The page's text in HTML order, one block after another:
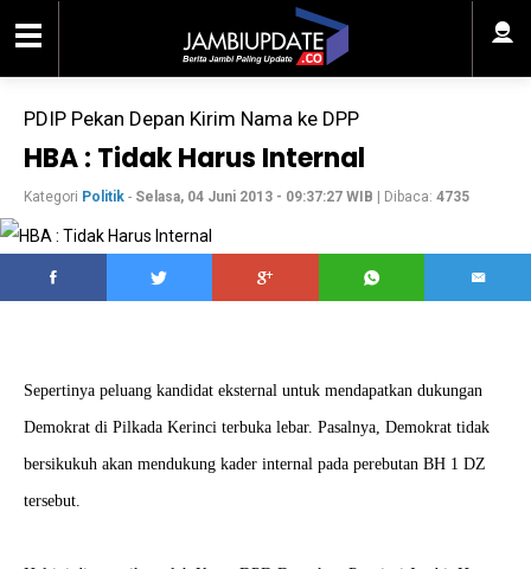
PDIP Pekan Depan Kirim Nama ke DPP
HBA : Tidak Harus Internal
Kategori Politik - Selasa, 04 Juni 2013 - 09:37:27 WIB | Dibaca: 4735
Sepertinya peluang kandidat eksternal untuk mendapatkan dukungan
Demokrat di Pilkada Kerinci terbuka lebar. Pasalnya, Demokrat tidak
bersikukuh akan mendukung kader internal pada perebutan BH 1 DZ
tersebut.